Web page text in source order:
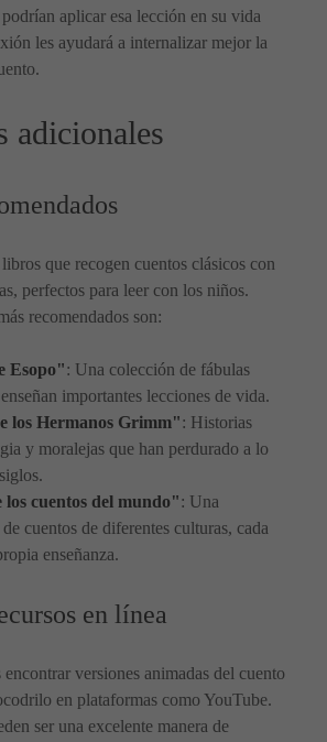
aplicar esa lección en su vida
les ayudará a internalizar mejor la
adicionales
que recogen cuentos clásicos con
perfectos para leer con los niños.
recomendados son:
Esopo": Una colección de fábulas
importantes lecciones de vida.
los Hermanos Grimm": Historias
y moralejas que han perdurado a lo
cuentos del mundo": Una
cuentos de diferentes culturas, cada
enseñanza.
en línea
versiones animadas del cuento
en plataformas como YouTube.
ser una excelente manera de